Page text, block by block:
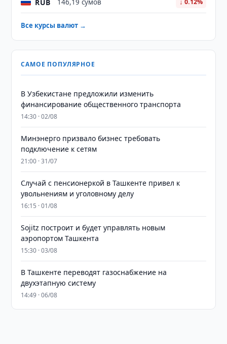
RUB 146,19 сумов ↓ 0.12%
Все курсы валют →
САМОЕ ПОПУЛЯРНОЕ
В Узбекистане предложили изменить
финансирование общественного транспорта
14:30 · 02/08
Минэнерго призвало бизнес требовать
подключение к сетям
21:00 · 31/07
Случай с пенсионеркой в Ташкенте привел к
увольнениям и уголовному делу
16:15 · 01/08
Sojitz построит и будет управлять новым
аэропортом Ташкента
15:30 · 03/08
В Ташкенте переводят газоснабжение на
двухэтапную систему
14:49 · 06/08